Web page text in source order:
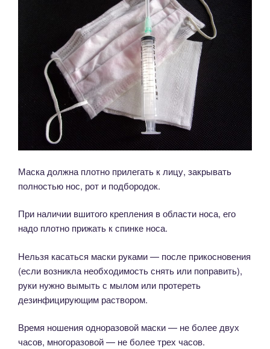
Маска должна плотно прилегать к лицу, закрывать
полностью нос, рот и подбородок.
При наличии вшитого крепления в области носа, его
надо плотно прижать к спинке носа.
Нельзя касаться маски руками — после прикосновения
(если возникла необходимость снять или поправить),
руки нужно вымыть с мылом или протереть
дезинфицирующим раствором.
Время ношения одноразовой маски — не более двух
часов, многоразовой — не более трех часов.